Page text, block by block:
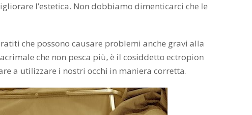
l’estetica. Non dobbiamo dimenticarci che le
che possono causare problemi anche gravi alla
che non pesca più, è il cosiddetto ectropion
a utilizzare i nostri occhi in maniera corretta.